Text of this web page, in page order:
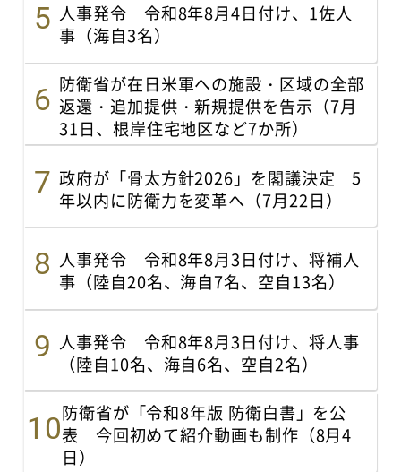
人事発令 令和8年8月4日付け、1佐人
事（海自3名）
防衛省が在日米軍への施設・区域の全部
返還・追加提供・新規提供を告示（7月
31日、根岸住宅地区など7か所）
政府が「骨太方針2026」を閣議決定 5
年以内に防衛力を変革へ（7月22日）
人事発令 令和8年8月3日付け、将補人
事（陸自20名、海自7名、空自13名）
人事発令 令和8年8月3日付け、将人事
（陸自10名、海自6名、空自2名）
防衛省が「令和8年版 防衛白書」を公
表 今回初めて紹介動画も制作（8月4
日）